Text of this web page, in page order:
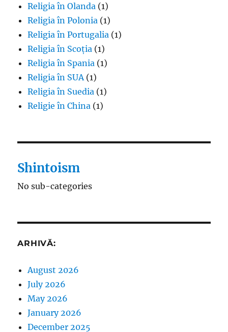
Religia în Olanda (1)
Religia în Polonia (1)
Religia în Portugalia (1)
Religia în Scoția (1)
Religia în Spania (1)
Religia în SUA (1)
Religia în Suedia (1)
Religie în China (1)
Shintoism
No sub-categories
ARHIVĂ:
August 2026
July 2026
May 2026
January 2026
December 2025